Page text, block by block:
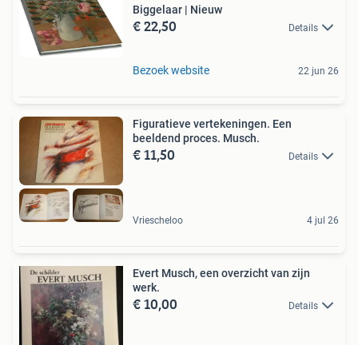
Biggelaar | Nieuw
€ 22,50 Details
Bezoek website 22 jun 26
Figuratieve vertekeningen. Een
beeldend proces. Musch.
€ 11,50 Details
Vriescheloo 4 jul 26
Evert Musch, een overzicht van zijn
werk.
€ 10,00 Details